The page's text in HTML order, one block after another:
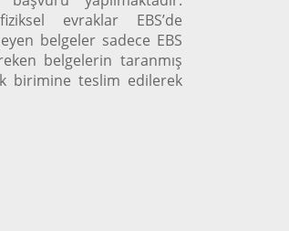
evraklar EBS’de
belgeler sadece EBS
belgelerin taranmış
birimine teslim edilerek